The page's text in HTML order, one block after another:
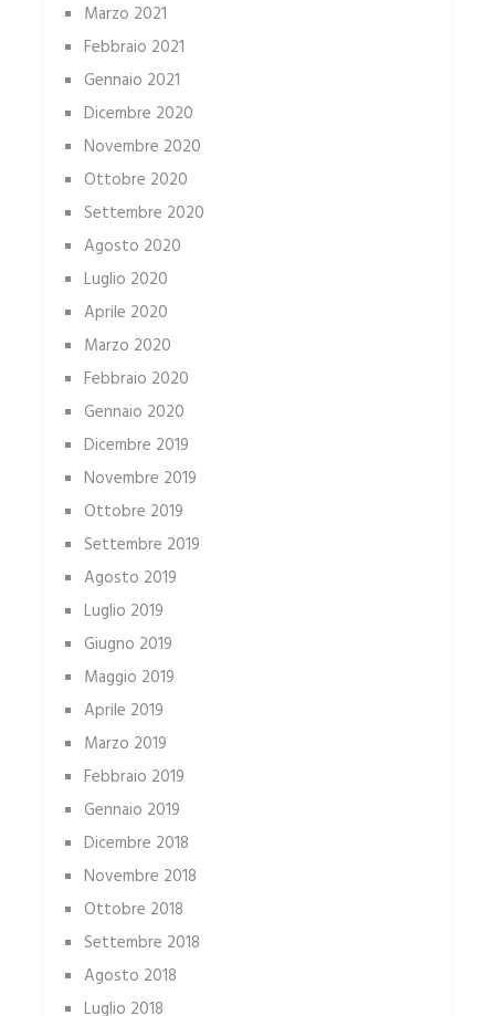
Marzo 2021
Febbraio 2021
Gennaio 2021
Dicembre 2020
Novembre 2020
Ottobre 2020
Settembre 2020
Agosto 2020
Luglio 2020
Aprile 2020
Marzo 2020
Febbraio 2020
Gennaio 2020
Dicembre 2019
Novembre 2019
Ottobre 2019
Settembre 2019
Agosto 2019
Luglio 2019
Giugno 2019
Maggio 2019
Aprile 2019
Marzo 2019
Febbraio 2019
Gennaio 2019
Dicembre 2018
Novembre 2018
Ottobre 2018
Settembre 2018
Agosto 2018
Luglio 2018